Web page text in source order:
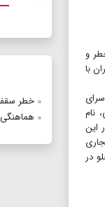
حدود ۳۰۰۰ ساختمان کم‌خطر و
با
نام
این
در
خطر